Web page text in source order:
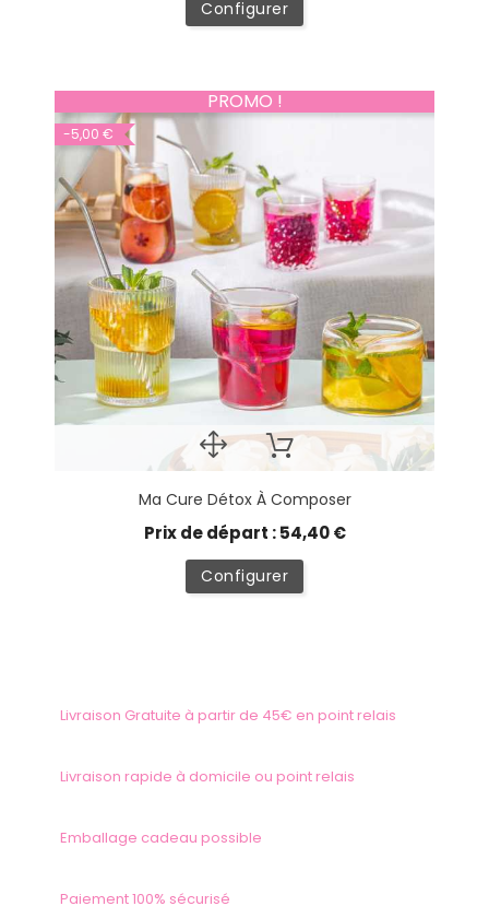
Configurer
Ma Cure Détox À Composer
Prix de départ : 54,40 €
Configurer
PROMO !
-5,00 €
Livraison Gratuite à partir de 45€ en point relais
Livraison rapide à domicile ou point relais
Emballage cadeau possible
Paiement 100% sécurisé